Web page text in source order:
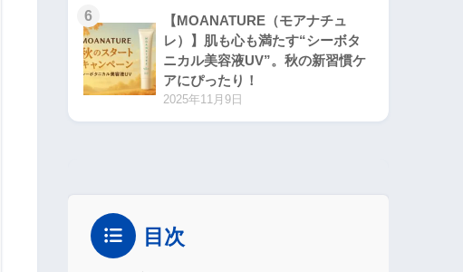
6
【MOANATURE（モアナチュ
レ）】肌も心も満たす“シーボタ
ニカル美容液UV”。秋の新習慣ケ
アにぴったり！
2025年11月9日
目次